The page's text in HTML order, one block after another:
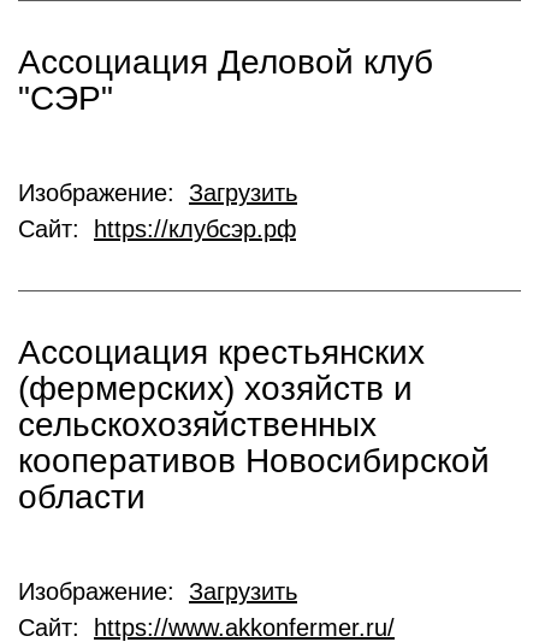
Ассоциация Деловой клуб
"СЭР"
Изображение: Загрузить
Сайт:
https://клубсэр.рф
Ассоциация крестьянских
(фермерских) хозяйств и
сельскохозяйственных
кооперативов Новосибирской
области
Изображение: Загрузить
Сайт:
https://www.akkonfermer.ru/